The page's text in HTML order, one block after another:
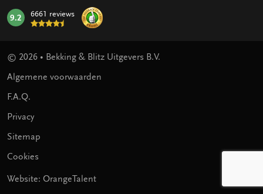
mark:
9.2 6661 reviews
© 2026 • Bekking & Blitz Uitgevers B.V.
Algemene voorwaarden
F.A.Q.
Privacy
Sitemap
Cookies
Website: OrangeTalent